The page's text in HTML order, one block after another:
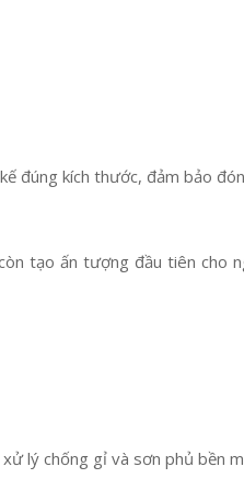
đúng kích thước, đảm bảo
tạo ấn tượng đầu tiên cho
lý chống gỉ và sơn phủ bền